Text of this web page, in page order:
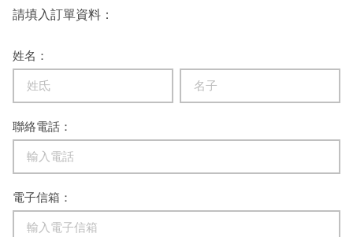
請填入訂單資料：
姓名：
聯絡電話：
電子信箱：